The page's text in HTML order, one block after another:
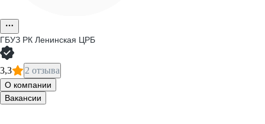
ГБУЗ РК Ленинская ЦРБ
3,3 2 отзыва
О компании
Вакансии